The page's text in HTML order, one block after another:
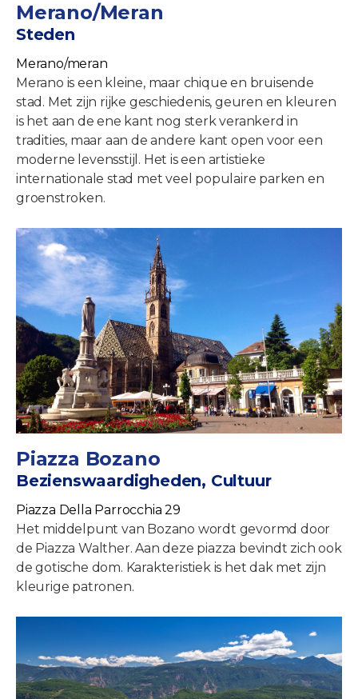
Merano/Meran
Steden
Merano/meran
Merano is een kleine, maar chique en bruisende
stad. Met zijn rijke geschiedenis, geuren en kleuren
is het aan de ene kant nog sterk verankerd in
tradities, maar aan de andere kant open voor een
moderne levensstijl. Het is een artistieke
internationale stad met veel populaire parken en
groenstroken.
Piazza Bozano
Bezienswaardigheden, Cultuur
Piazza Della Parrocchia 29
Het middelpunt van Bozano wordt gevormd door
de Piazza Walther. Aan deze piazza bevindt zich ook
de gotische dom. Karakteristiek is het dak met zijn
kleurige patronen.